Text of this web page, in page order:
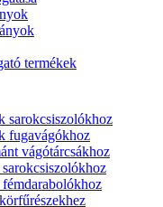
termékek
sarokcsiszolókhoz
fugavágókhoz
vágótárcsákhoz